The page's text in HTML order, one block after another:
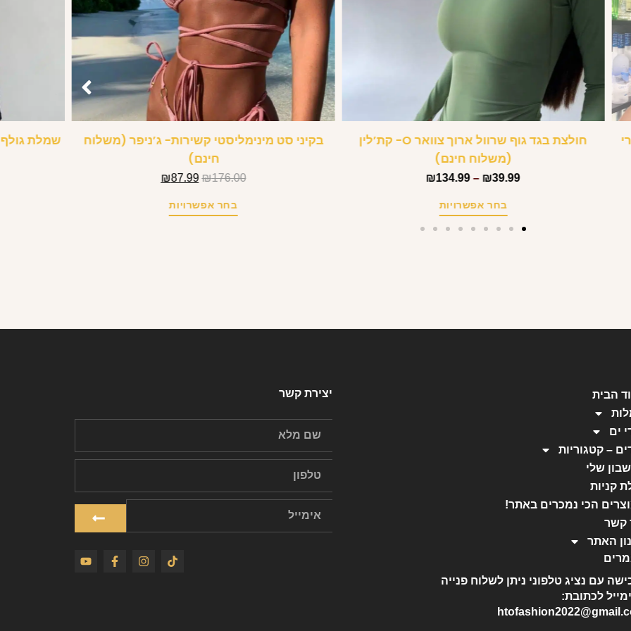
חולצת בגד גוף שרוול ארוך צוואר O- קת’לין
(משלוח חינם)
₪39.99
–
₪134.99
בחר אפשרויות
בקיני סט מינימליסטי קשירות- ג’ניפר (משלוח
חינם)
₪176.00
₪87.99
בחר אפשרויות
שמלת גולף
הבית
ים
– קטגוריות
שלי
קניות
הכי נמכרים באתר!
קשר
האתר
עם נציג טלפוני ניתן לשלוח פנייה
לכתובת:
יצירת קשר